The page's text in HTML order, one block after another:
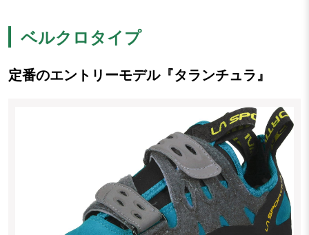
ベルクロタイプ
定番のエントリーモデル『タランチュラ』